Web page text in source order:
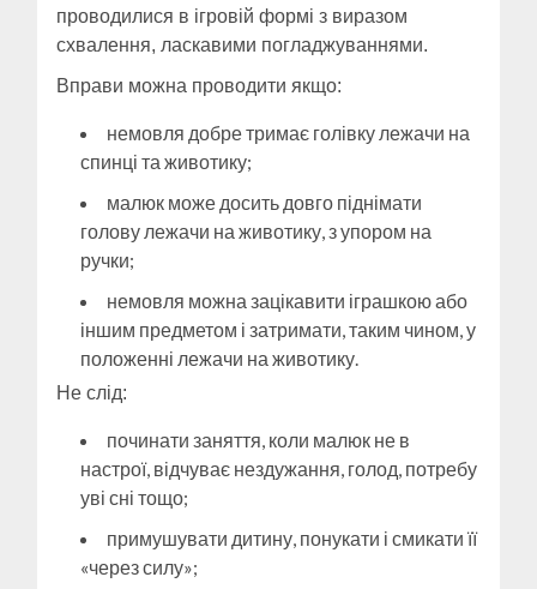
проводилися в ігровій формі з виразом
схвалення, ласкавими погладжуваннями.
Вправи можна проводити якщо:
немовля добре тримає голівку лежачи на
спинці та животику;
малюк може досить довго піднімати
голову лежачи на животику, з упором на
ручки;
немовля можна зацікавити іграшкою або
іншим предметом і затримати, таким чином, у
положенні лежачи на животику.
Не слід:
починати заняття, коли малюк не в
настрої, відчуває нездужання, голод, потребу
уві сні тощо;
примушувати дитину, понукати і смикати її
«через силу»;